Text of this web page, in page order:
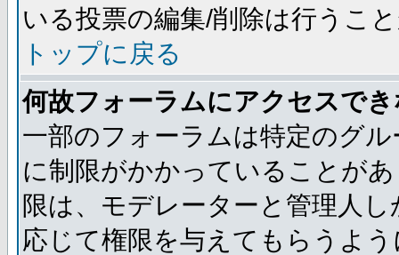
いる投票の編集/削除は行うこ
トップに戻る
何故フォーラムにアクセスで
一部のフォーラムは特定のグ
に制限がかかっていることが
限は、モデレーターと管理人
応じて権限を与えてもらうよ